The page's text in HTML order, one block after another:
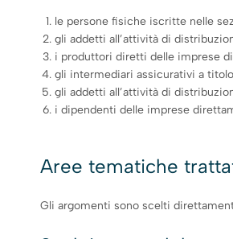
le persone fisiche iscritte nelle
gli addetti all’attività di
i produttori diretti delle imprese
gli intermediari assicurativi a
gli addetti all’attività di
i dipendenti delle imprese
Aree tematiche
Gli argomenti sono scelti